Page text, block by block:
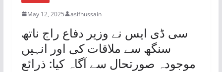
May 12, 2025 asifhussain
سی ڈی ایس نے وزیر دفاع راج ناتھ
سنگھ سے ملاقات کی اور انہیں
موجودہ صورتحال سے آگاہ کیا: ذرائع